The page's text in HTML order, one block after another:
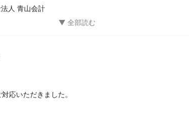
人 青山会計
応いただきました。